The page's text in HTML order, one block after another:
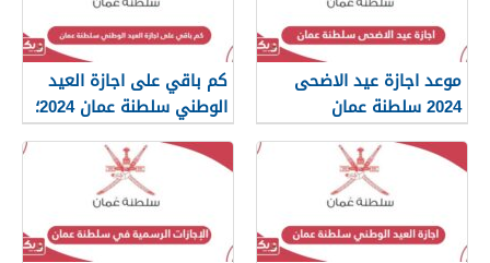
موعد اجازة عيد الاضحى
2024 سلطنة عمان
كم باقي على اجازة العيد
الوطني سلطنة عمان 2024؛
العد التنازلي